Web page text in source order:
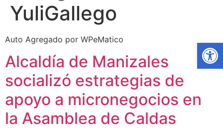
YuliGallego
Auto Agregado por WPeMatico
Alcaldía de Manizales
socializó estrategias de
apoyo a micronegocios en
la Asamblea de Caldas